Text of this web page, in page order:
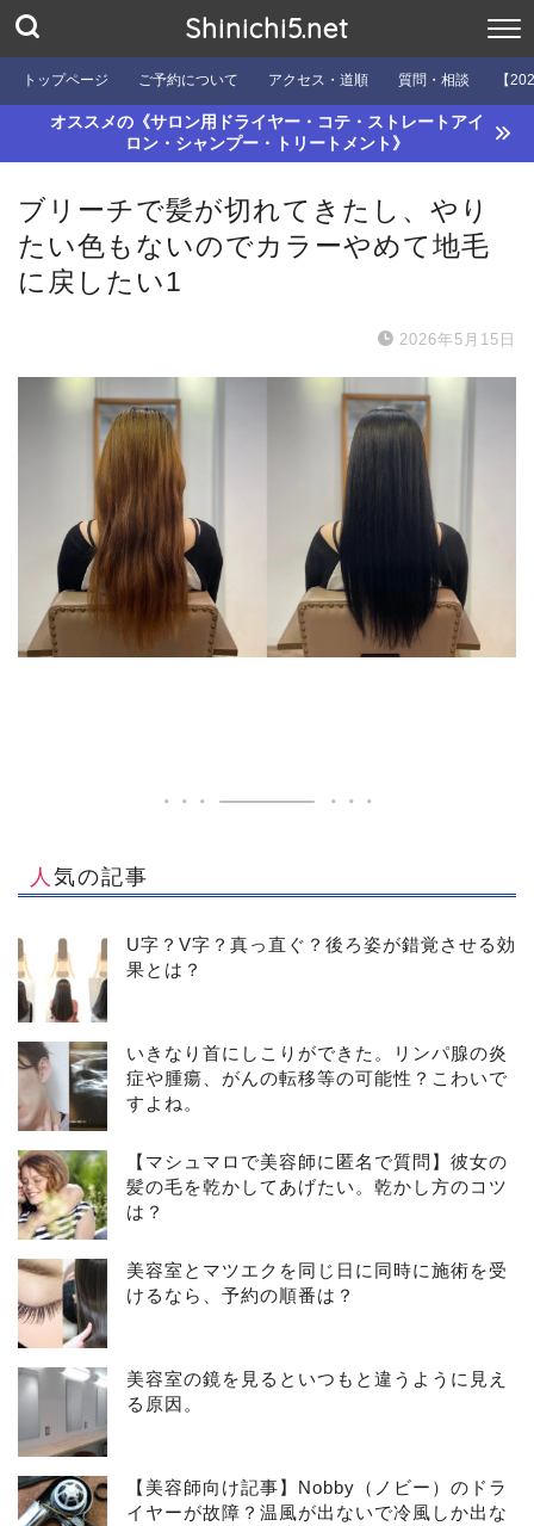
Shinichi5.net
トップページ ご予約について アクセス・道順 質問・相談 【
オススメの《サロン用ドライヤー・コテ・ストレートアイ
ロン・シャンプー・トリートメント》
ブリーチで髪が切れてきたし、やり
たい色もないのでカラーやめて地毛
に戻したい1
2026年5月15日
人気の記事
U字？V字？真っ直ぐ？後ろ姿が錯覚させる効
果とは？
いきなり首にしこりができた。リンパ腺の炎
症や腫瘍、がんの転移等の可能性？こわいで
すよね。
【マシュマロで美容師に匿名で質問】彼女の
髪の毛を乾かしてあげたい。乾かし方のコツ
は？
美容室とマツエクを同じ日に同時に施術を受
けるなら、予約の順番は？
美容室の鏡を見るといつもと違うように見え
る原因。
【美容師向け記事】Nobby（ノビー）のドラ
イヤーが故障？温風が出ないで冷風しか出な